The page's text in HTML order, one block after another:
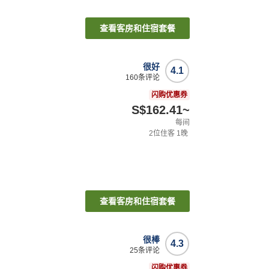
查看客房和住宿套餐
4.1
很好
160条评论
闪购优惠券
S$162.41~
每间
2位住客 1晚
查看客房和住宿套餐
4.3
很棒
25条评论